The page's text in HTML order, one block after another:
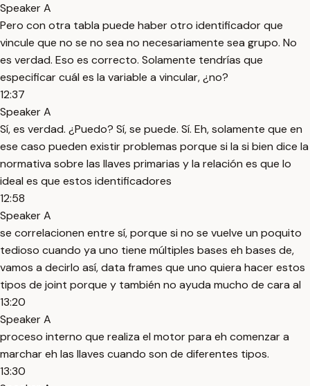
Speaker A
Pero con otra tabla puede haber otro identificador que
vincule que no se no sea no necesariamente sea grupo. No
es verdad. Eso es correcto. Solamente tendrías que
especificar cuál es la variable a vincular, ¿no?
12:37
Speaker A
Sí, es verdad. ¿Puedo? Sí, se puede. Sí. Eh, solamente que en
ese caso pueden existir problemas porque si la si bien dice la
normativa sobre las llaves primarias y la relación es que lo
ideal es que estos identificadores
12:58
Speaker A
se correlacionen entre sí, porque si no se vuelve un poquito
tedioso cuando ya uno tiene múltiples bases eh bases de,
vamos a decirlo así, data frames que uno quiera hacer estos
tipos de joint porque y también no ayuda mucho de cara al
13:20
Speaker A
proceso interno que realiza el motor para eh comenzar a
marchar eh las llaves cuando son de diferentes tipos.
13:30